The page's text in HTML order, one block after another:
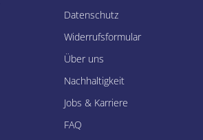
Datenschutz
Widerrufsformular
Über uns
Nachhaltigkeit
Jobs & Karriere
FAQ